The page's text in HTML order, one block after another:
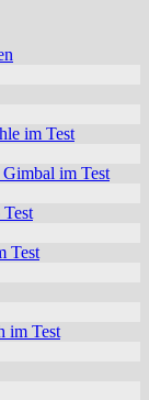
im Test
im Test
Test
im Test